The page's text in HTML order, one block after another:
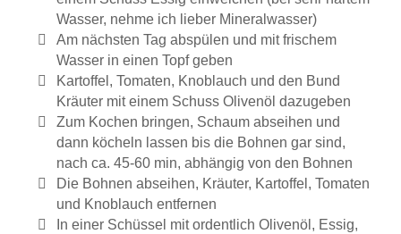
Wasser, nehme ich lieber Mineralwasser)
Am nächsten Tag abspülen und mit frischem
Wasser in einen Topf geben
Kartoffel, Tomaten, Knoblauch und den Bund
Kräuter mit einem Schuss Olivenöl dazugeben
Zum Kochen bringen, Schaum abseihen und
dann köcheln lassen bis die Bohnen gar sind,
nach ca. 45-60 min, abhängig von den Bohnen
Die Bohnen abseihen, Kräuter, Kartoffel, Tomaten
und Knoblauch entfernen
In einer Schüssel mit ordentlich Olivenöl, Essig,